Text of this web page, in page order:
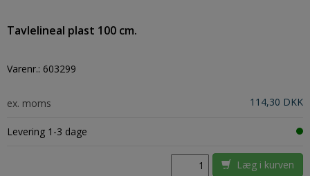
Tavlelineal plast 100 cm.
Varenr.: 603299
ex. moms 114,30 DKK
Levering 1-3 dage
Læg i kurven